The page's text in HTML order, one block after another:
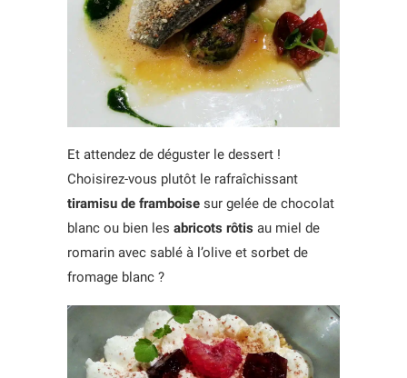
Et attendez de déguster le dessert !
Choisirez-vous plutôt le rafraîchissant
tiramisu de framboise sur gelée de chocolat
blanc ou bien les abricots rôtis au miel de
romarin avec sablé à l’olive et sorbet de
fromage blanc ?